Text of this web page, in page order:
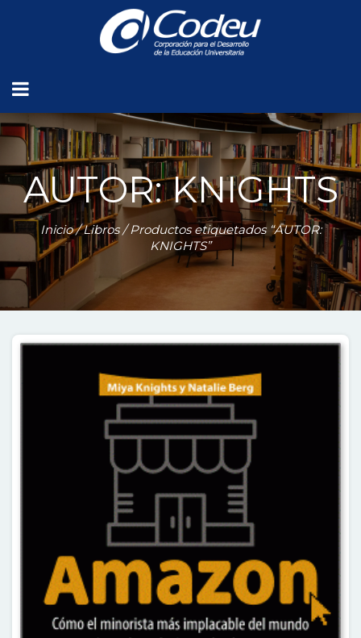
AUTOR: KNIGHTS
Inicio/Libros/ Productos etiquetados “AUTOR:
KNIGHTS”